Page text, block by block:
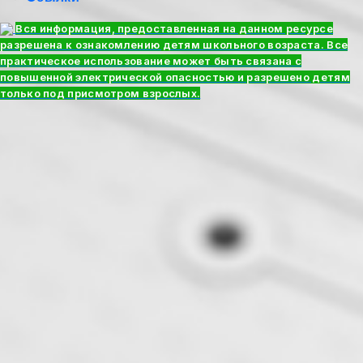
Вся информация, предоставленная на данном ресурсе
разрешена к ознакомлению детям школьного возраста. Все
практическое использование может быть связана с
повышенной электрической опасностью и разрешено детям
только под присмотром взрослых.